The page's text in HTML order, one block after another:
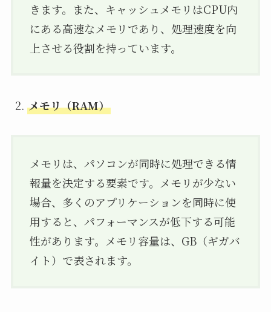
きます。また、キャッシュメモリはCPU内
にある高速なメモリであり、処理速度を向
上させる役割を持っています。
メモリ（RAM）
メモリは、パソコンが同時に処理できる情
報量を決定する要素です。メモリが少ない
場合、多くのアプリケーションを同時に使
用すると、パフォーマンスが低下する可能
性があります。メモリ容量は、GB（ギガバ
イト）で表されます。